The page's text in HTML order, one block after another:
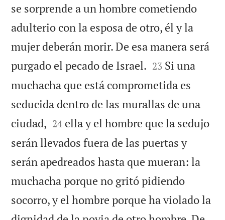
se sorprende a un hombre cometiendo
adulterio con la esposa de otro, él y la
mujer deberán morir. De esa manera será
purgado el pecado de Israel. 

23 Si una
muchacha que está comprometida es
seducida dentro de las murallas de una
ciudad, 

24 ella y el hombre que la sedujo
serán llevados fuera de las puertas y
serán apedreados hasta que mueran: la
muchacha porque no gritó pidiendo
socorro, y el hombre porque ha violado la